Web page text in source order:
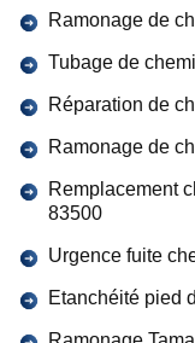
Ramonage de
Tubage de
Réparation de
Ramonage de
Remplacement
83500
Urgence fuite
Etanchéité pied